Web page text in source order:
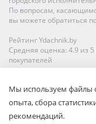
По вопросам,
вы можете обратиться
Рейтинг Ydachnik.by
Средняя оценка: 4.9 из 5
покупателей
Гродно, Могилеве,
Новополоцке, Пинске,
доставка
Мы используем файлы
опыта, сбора
рекомендаций.